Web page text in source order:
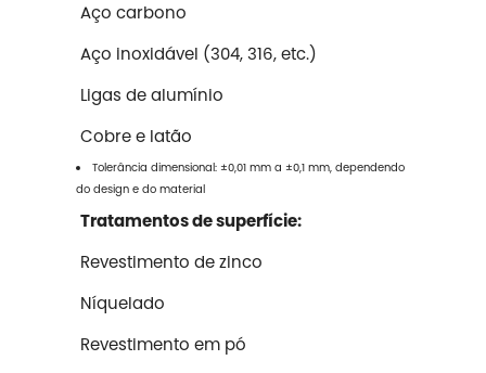
Aço carbono
Aço inoxidável (304, 316, etc.)
Ligas de alumínio
Cobre e latão
Tolerância dimensional: ±0,01 mm a ±0,1 mm, dependendo
do design e do material
Tratamentos de superfície:
Revestimento de zinco
Níquelado
Revestimento em pó